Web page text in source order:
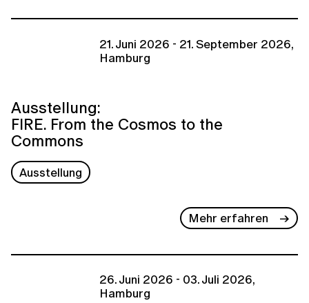
21. Juni 2026 - 21. September 2026,
Hamburg
Ausstellung:
FIRE. From the Cosmos to the
Commons
Ausstellung
Mehr erfahren
26. Juni 2026 - 03. Juli 2026,
Hamburg